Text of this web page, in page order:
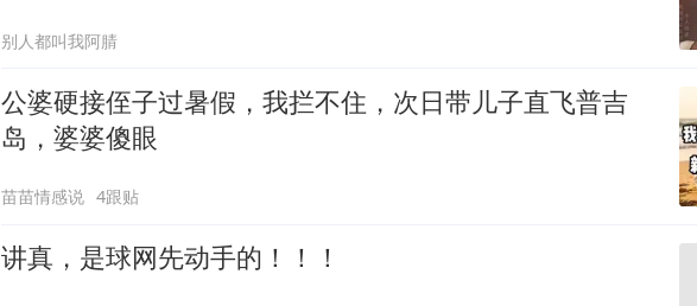
别人都叫我阿腈
公婆硬接侄子过暑假，我拦不住，次日带儿子直飞普吉
岛，婆婆傻眼
苗苗情感说 4跟贴
讲真，是球网先动手的！！！